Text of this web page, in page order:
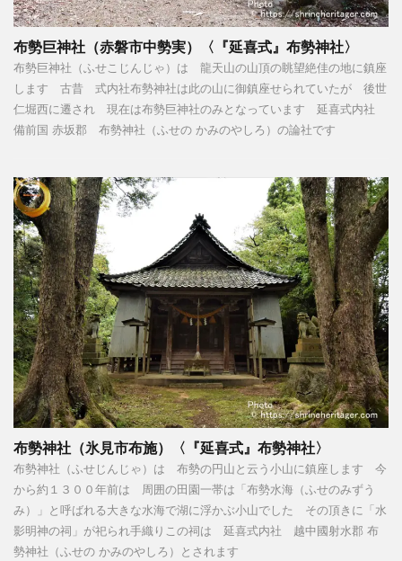
布勢巨神社（赤磐市中勢実）〈『延喜式』布勢神社〉
布勢巨神社（ふせこじんじゃ）は 龍天山の山頂の眺望絶佳の地に鎮座
します 古昔 式内社布勢神社は此の山に御鎮座せられていたが 後世
仁堀西に遷され 現在は布勢巨神社のみとなっています 延喜式内社
備前国 赤坂郡 布勢神社（ふせの かみのやしろ）の論社です
布勢神社（氷見市布施）〈『延喜式』布勢神社〉
布勢神社（ふせじんじゃ）は 布勢の円山と云う小山に鎮座します 今
から約１３００年前は 周囲の田園一帯は「布勢水海（ふせのみずう
み）」と呼ばれる大きな水海で湖に浮かぶ小山でした その頂きに「水
影明神の祠」が祀られ手織りこの祠は 延喜式内社 越中國射水郡 布
勢神社（ふせの かみのやしろ）とされます